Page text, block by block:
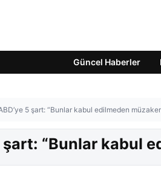
Güncel Haberler
5 şart: “Bunlar kabul edilmeden
şart: “Bunlar kabul